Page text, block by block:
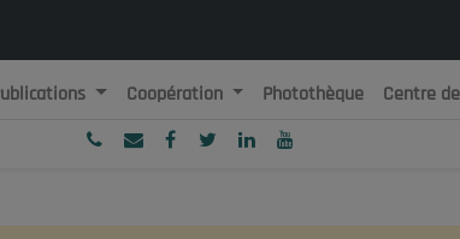
Algérienne Démocratique et Populaire
Coopération Photothèque Centre